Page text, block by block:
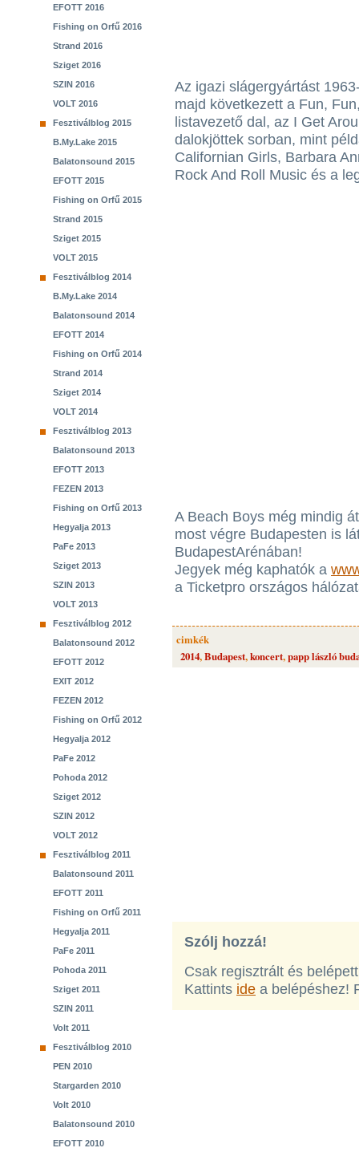
EFOTT 2016
Fishing on Orfű 2016
Strand 2016
Sziget 2016
SZIN 2016
VOLT 2016
Fesztiválblog 2015
B.My.Lake 2015
Balatonsound 2015
EFOTT 2015
Fishing on Orfű 2015
Strand 2015
Sziget 2015
VOLT 2015
Fesztiválblog 2014
B.My.Lake 2014
Balatonsound 2014
EFOTT 2014
Fishing on Orfű 2014
Strand 2014
Sziget 2014
VOLT 2014
Fesztiválblog 2013
Balatonsound 2013
EFOTT 2013
FEZEN 2013
Fishing on Orfű 2013
Hegyalja 2013
PaFe 2013
Sziget 2013
SZIN 2013
VOLT 2013
Fesztiválblog 2012
Balatonsound 2012
EFOTT 2012
EXIT 2012
FEZEN 2012
Fishing on Orfű 2012
Hegyalja 2012
PaFe 2012
Pohoda 2012
Sziget 2012
SZIN 2012
VOLT 2012
Fesztiválblog 2011
Balatonsound 2011
EFOTT 2011
Fishing on Orfű 2011
Hegyalja 2011
PaFe 2011
Pohoda 2011
Sziget 2011
SZIN 2011
Volt 2011
Fesztiválblog 2010
PEN 2010
Stargarden 2010
Volt 2010
Balatonsound 2010
EFOTT 2010
Az igazi slágergyártást
majd következett a Fun,
listavezető dal, az I Get
dalokjöttek sorban, mint
Californian Girls, Barbara
Rock And Roll Music és a
A Beach Boys még mindig
most végre Budapesten is
BudapestArénában!
Jegyek még kaphatók a
a Ticketpro országos
cimkék
2014,Budapest,koncert,papp lászló
Szólj hozzá!
Csak regisztrált és
Kattints ide a belépéshez!